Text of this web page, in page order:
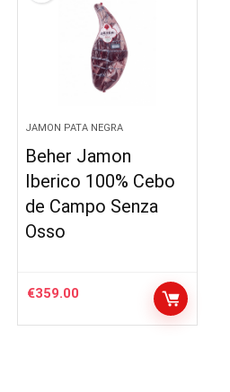
JAMON PATA NEGRA
Beher Jamon
Iberico 100% Cebo
de Campo Senza
Osso
€359.00